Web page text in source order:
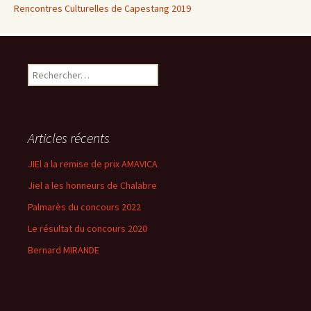
Rencontres Culturelles de Capestang 2019
Rechercher :
Articles récents
JIEl a la remise de prix AMAVICA
Jiel a les honneurs de Chalabre
Palmarès du concours 2022
Le résultat du concours 2020
Bernard MIRANDE